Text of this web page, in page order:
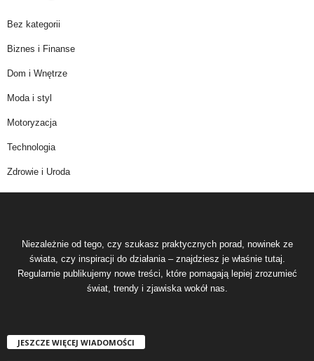
Bez kategorii
Biznes i Finanse
Dom i Wnętrze
Moda i styl
Motoryzacja
Technologia
Zdrowie i Uroda
Niezależnie od tego, czy szukasz praktycznych porad, nowinek ze
świata, czy inspiracji do działania – znajdziesz je właśnie tutaj.
Regularnie publikujemy nowe treści, które pomagają lepiej zrozumieć
świat, trendy i zjawiska wokół nas.
JESZCZE WIĘCEJ WIADOMOŚCI